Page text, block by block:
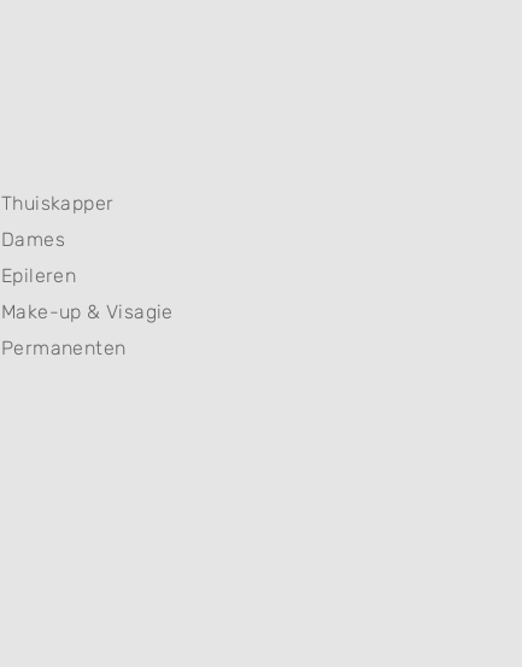
Thuiskapper
Dames
Epileren
Make-up & Visagie
Permanenten